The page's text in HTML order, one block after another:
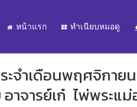
หน้าแรก ทำเนียบหมอดู
ระจำเดือนพฤศจิก
จารย์เก๋ ไพ่พระแม่